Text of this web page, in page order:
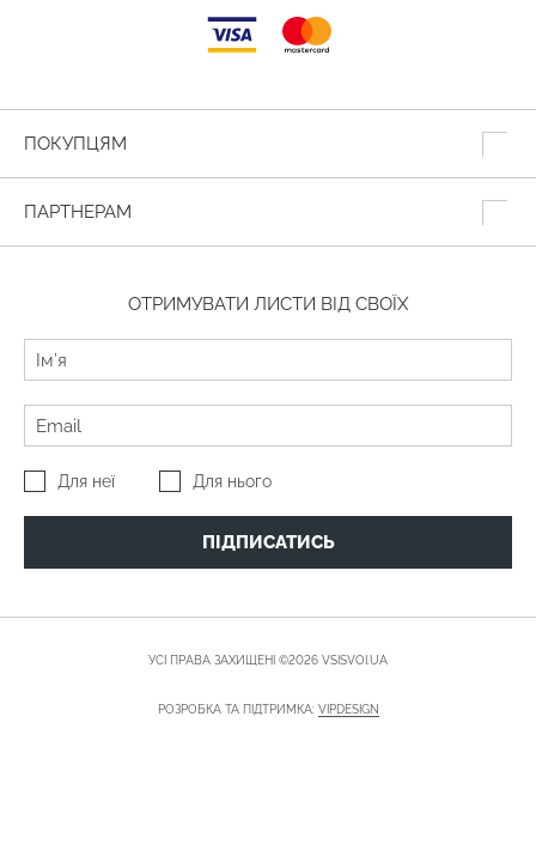
ПОКУПЦЯМ
ПАРТНЕРАМ
ОТРИМУВАТИ ЛИСТИ ВІД СВОЇХ
Для неї Для нього
ПІДПИСАТИСЬ
УСІ ПРАВА ЗАХИЩЕНІ ©2026 VSISVOI.UA
РОЗРОБКА ТА ПІДТРИМКА: VIPDESIGN